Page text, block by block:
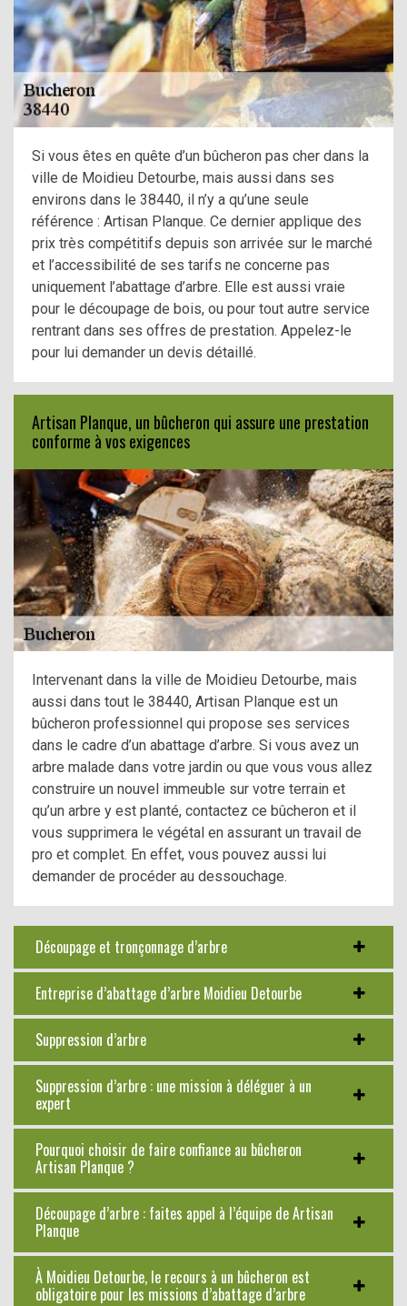
Si vous êtes en quête d’un bûcheron pas cher dans la
ville de Moidieu Detourbe, mais aussi dans ses
environs dans le 38440, il n’y a qu’une seule
référence : Artisan Planque. Ce dernier applique des
prix très compétitifs depuis son arrivée sur le marché
et l’accessibilité de ses tarifs ne concerne pas
uniquement l’abattage d’arbre. Elle est aussi vraie
pour le découpage de bois, ou pour tout autre service
rentrant dans ses offres de prestation. Appelez-le
pour lui demander un devis détaillé.
Artisan Planque, un bûcheron qui assure une prestation
conforme à vos exigences
Intervenant dans la ville de Moidieu Detourbe, mais
aussi dans tout le 38440, Artisan Planque est un
bûcheron professionnel qui propose ses services
dans le cadre d’un abattage d’arbre. Si vous avez un
arbre malade dans votre jardin ou que vous vous allez
construire un nouvel immeuble sur votre terrain et
qu’un arbre y est planté, contactez ce bûcheron et il
vous supprimera le végétal en assurant un travail de
pro et complet. En effet, vous pouvez aussi lui
demander de procéder au dessouchage.
Découpage et tronçonnage d’arbre
Entreprise d’abattage d’arbre Moidieu Detourbe
Suppression d’arbre
Suppression d’arbre : une mission à déléguer à un
expert
Pourquoi choisir de faire confiance au bûcheron
Artisan Planque ?
Découpage d’arbre : faites appel à l’équipe de Artisan
Planque
À Moidieu Detourbe, le recours à un bûcheron est
obligatoire pour les missions d’abattage d’arbre